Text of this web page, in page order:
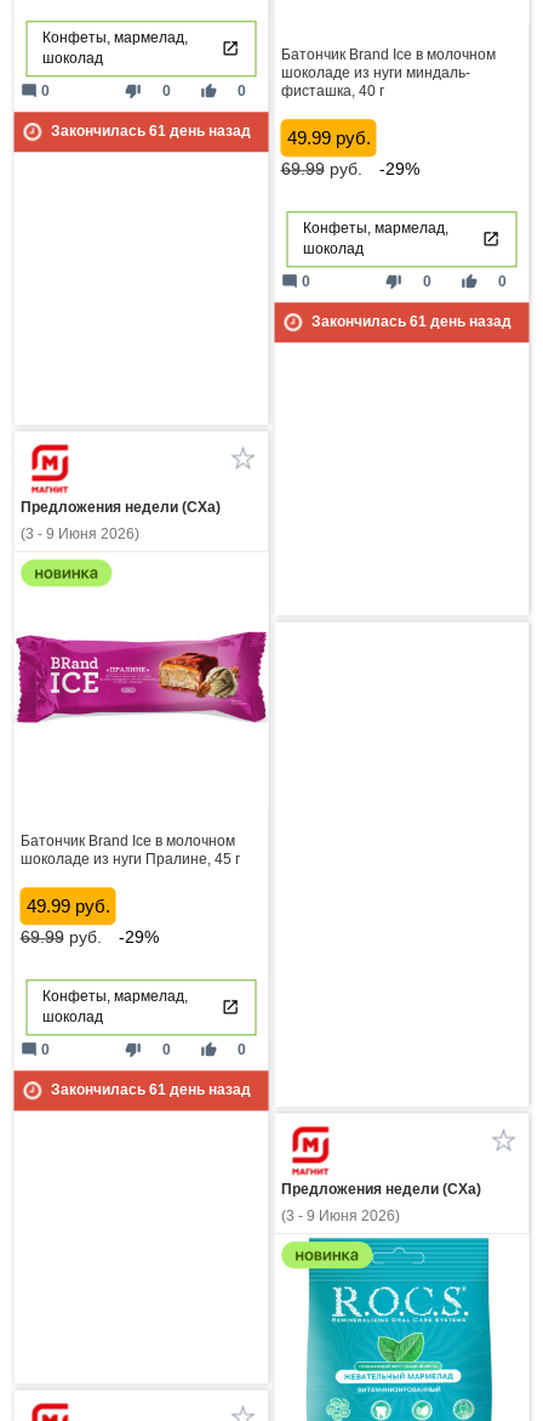
Конфеты, мармелад,
шоколад
thumb_down 0 thumb_up 0
mode_comment 0
Закончилась 61день назад
Батончик Brand Ice в молочном
шоколаде из нуги миндаль-
фисташка, 40 г
49.99 руб.
69.99руб. -29%
Конфеты, мармелад,
шоколад
thumb_down 0 thumb_up 0
mode_comment 0
Закончилась 61день назад
Предложения недели (СХа)
(3 - 9 Июня 2026)
Батончик Brand Ice в молочном
шоколаде из нуги Пралине, 45 г
49.99 руб.
69.99руб. -29%
Конфеты, мармелад,
шоколад
thumb_down 0 thumb_up 0
mode_comment 0
Закончилась 61день назад
Предложения недели (СХа)
(3 - 9 Июня 2026)